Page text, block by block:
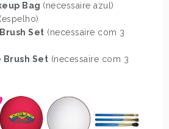
Bag (necessaire azul)
(espelho)
Set (necessaire com 3
Set (necessaire com 3